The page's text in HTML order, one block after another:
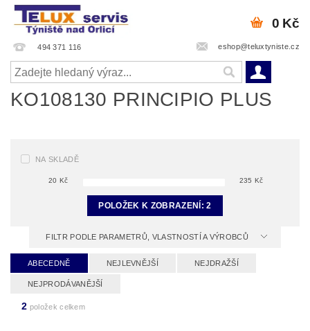
494 371 116 eshop@teluxtyniste.cz
0 Kč
KO108130 PRINCIPIO PLUS
NA SKLADĚ
20 Kč 235 Kč
POLOŽEK K ZOBRAZENÍ:2
FILTR PODLE PARAMETRŮ, VLASTNOSTÍ A VÝROBCŮ
ABECEDNĚ NEJLEVNĚJŠÍ NEJDRAŽŠÍ
NEJPRODÁVANĚJŠÍ
2 položek celkem